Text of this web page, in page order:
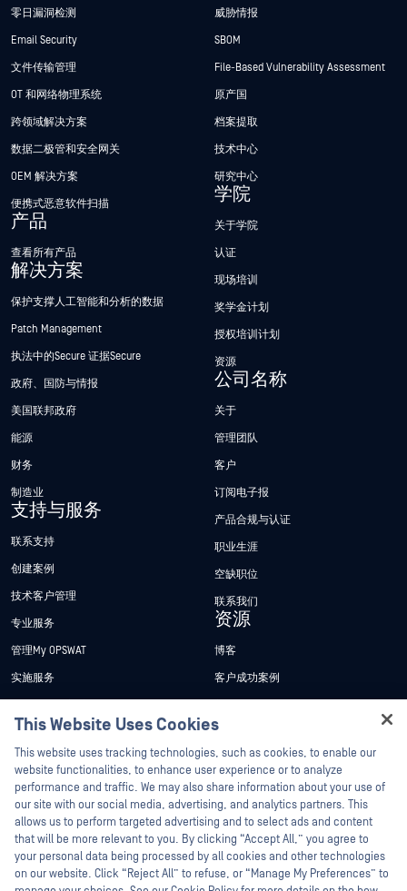
零日漏洞检测
Email Security
文件传输管理
OT 和网络物理系统
跨领域解决方案
数据二极管和安全网关
OEM 解决方案
便携式恶意软件扫描
产品
查看所有产品
解决方案
保护支撑人工智能和分析的数据
Patch Management
执法中的Secure 证据Secure
政府、国防与情报
美国联邦政府
能源
财务
制造业
支持与服务
联系支持
创建案例
技术客户管理
专业服务
管理My OPSWAT
实施服务
技术文档
培训
漏洞计划
合作伙伴
认证
技术合作伙伴
威胁情报
SBOM
File-Based Vulnerability Assessment
原产国
档案提取
技术中心
研究中心
学院
关于学院
认证
现场培训
奖学金计划
授权培训计划
资源
公司名称
关于
管理团队
客户
订阅电子报
产品合规与认证
职业生涯
空缺职位
联系我们
资源
博客
客户成功案例
新闻报道
活动
网络研讨会
产品型录
白皮书
免费工具
This Website Uses Cookies
This website uses tracking technologies, such as cookies, to enable our
website functionalities, to enhance user experience or to analyze
performance and traffic. We may also share information about your use of
our site with our social media, advertising, and analytics partners. This
allows us to perform targeted advertising and to select ads and content
that will be more relevant to you. By clicking “Accept All,” you agree to
your personal data being processed by all cookies and other technologies
on our website. Click “Reject All” to refuse, or “Manage My Preferences” to
Hey there!
I'm Ozzy, your OPSWAT virtual assistant.
How can I help you secure what's critical
today?